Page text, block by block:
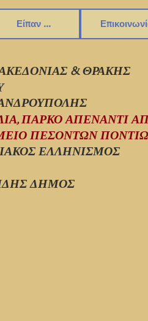
Είπαν ...
& ΘΡΑΚΗΣ
ΠΑΡΚΟ ΑΠΕΝΑΝΤΙ
ΠΕΣΟΝΤΩΝ
ΕΛΛΗΝΙΣΜΟΣ
ΔΗΜΟΣ